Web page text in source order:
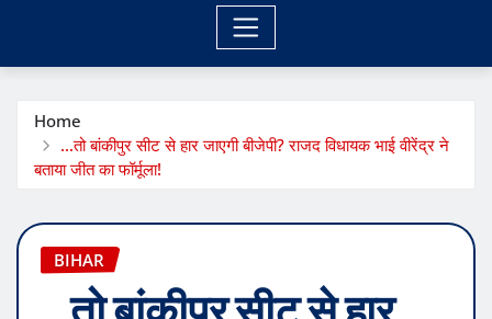
Home
…तो बांकीपुर सीट से हार जाएगी बीजेपी? राजद विधायक भाई वीरेंद्र ने
बताया जीत का फॉर्मूला!
BIHAR